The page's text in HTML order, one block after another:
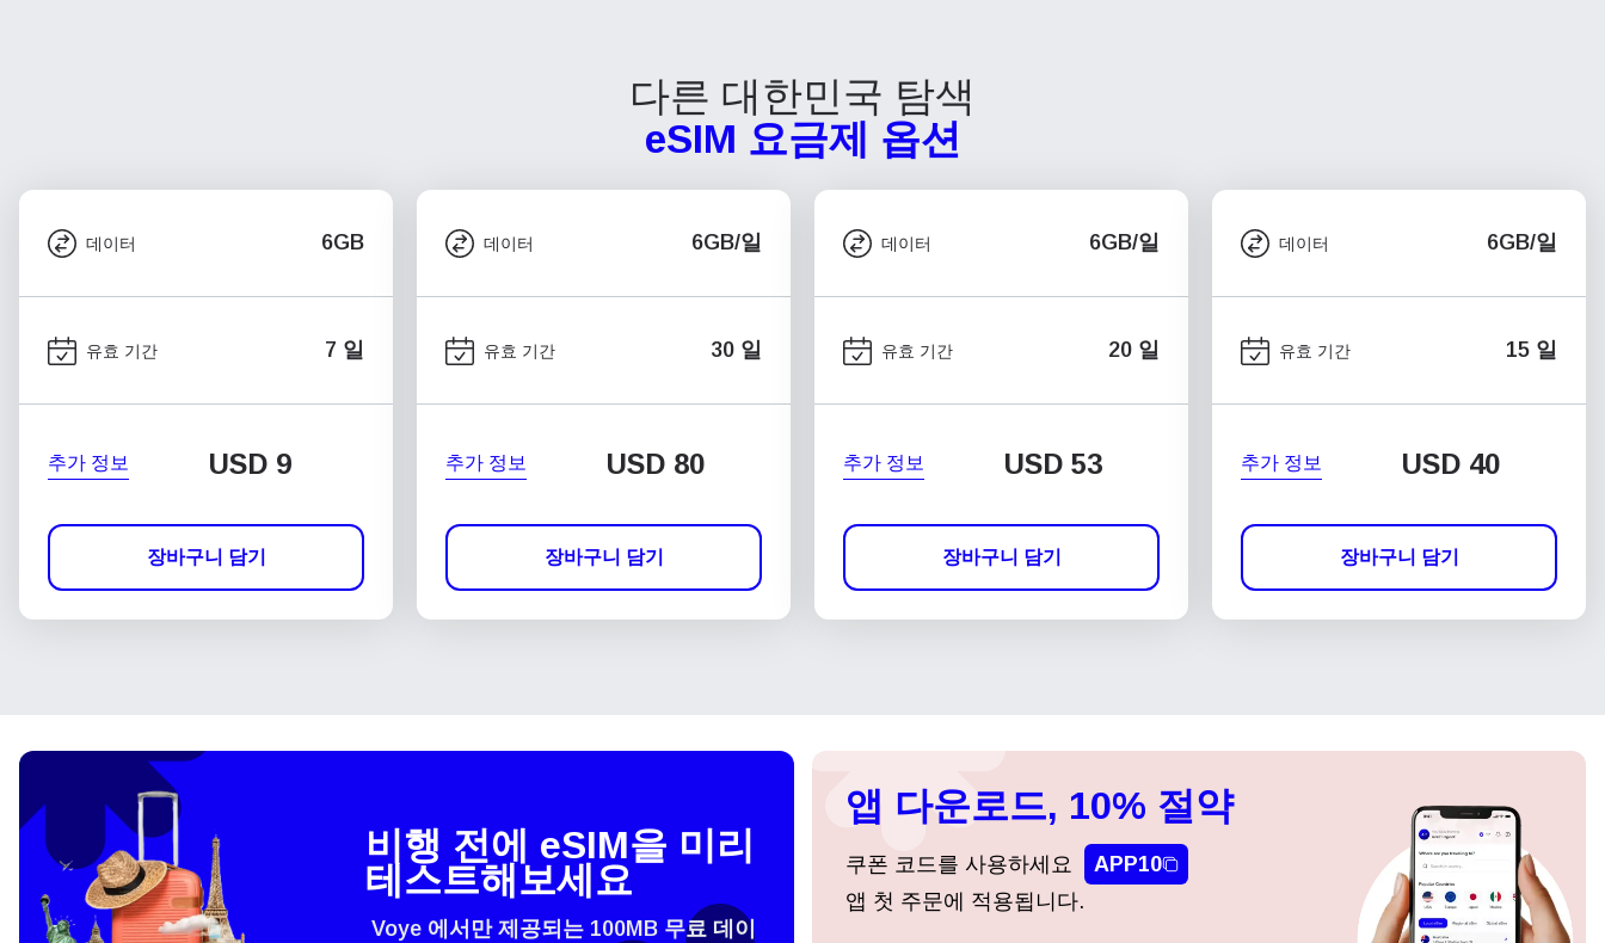
다른 대한민국 탐색
eSIM 요금제 옵션
데이터 6GB
유효 기간 7 일
추가 정보 USD 9
장바구니 담기
데이터 6GB/일
유효 기간 30 일
추가 정보 USD 80
장바구니 담기
데이터 6GB/일
유효 기간 20 일
추가 정보 USD 53
장바구니 담기
데이터 6GB/일
유효 기간 15 일
추가 정보 USD 40
장바구니 담기
비행 전에 eSIM을 미리
테스트해보세요
Voye 에서만 제공되는 100MB 무료 데이
앱 다운로드, 10% 절약
쿠폰 코드를 사용하세요
APP10
앱 첫 주문에 적용됩니다.